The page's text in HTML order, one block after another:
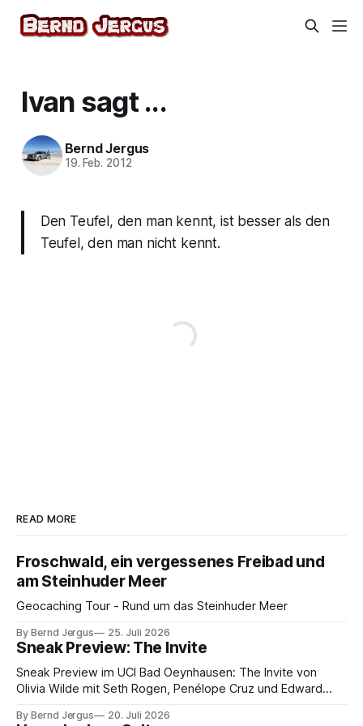
Ivan sagt ...
Bernd Jergus
19. Feb. 2012
Den Teufel, den man kennt, ist besser als den
Teufel, den man nicht kennt.
READ MORE
Froschwald, ein vergessenes Freibad und
am Steinhuder Meer
Geocaching Tour - Rund um das Steinhuder Meer
By Bernd Jergus 25. Juli 2026
Sneak Preview: The Invite
Sneak Preview im UCI Bad Oeynhausen: The Invite von
Olivia Wilde mit Seth Rogen, Penélope Cruz und Edward
By Bernd Jergus 20. Juli 2026